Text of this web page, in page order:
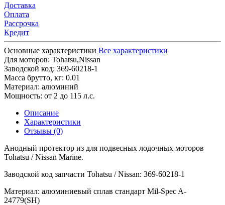
Доставка
Оплата
Рассрочка
Кредит
Основные характеристики Все характеристики
Для моторов: Tohatsu,Nissan
Заводской код: 369-60218-1
Масса брутто, кг: 0.01
Материал: алюминий
Мощность: от 2 до 115 л.с.
Описание
Характеристики
Отзывы (0)
Анодный протектор из для подвесных лодочных моторов
Tohatsu / Nissan Marine.
Заводской код запчасти Tohatsu / Nissan: 369-60218-1
Материал: алюминиевый сплав стандарт Mil-Spec A-
24779(SH)